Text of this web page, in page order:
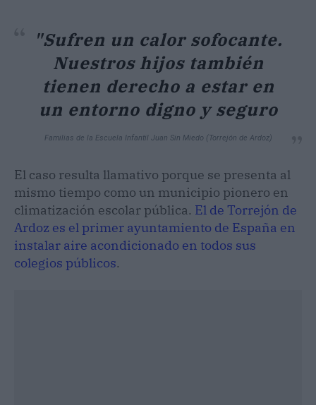
"Sufren un calor sofocante.
Nuestros hijos también
tienen derecho a estar en
un entorno digno y seguro
Familias de la Escuela Infantil Juan Sin Miedo (Torrejón de Ardoz)
El caso resulta llamativo porque se presenta al
mismo tiempo como un municipio pionero en
climatización escolar pública. El de Torrejón de
Ardoz es el primer ayuntamiento de España en
instalar aire acondicionado en todos sus
colegios públicos.